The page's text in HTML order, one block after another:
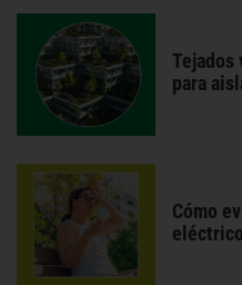
Tejados
para
Cómo